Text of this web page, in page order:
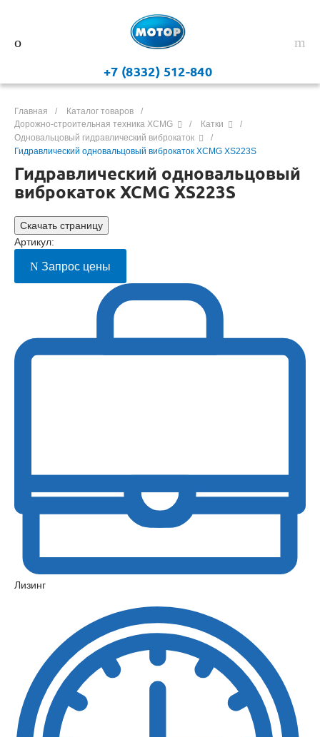
+7 (8332) 512-840
Главная / Каталог товаров
/
Дорожно-строительная техника XCMG
/ Катки
/
Одновальцовый гидравлический виброкаток
/
Гидравлический одновальцовый виброкаток XCMG XS223S
Гидравлический одновальцовый
виброкаток XCMG XS223S
Скачать страницу
Артикул:
Запрос цены
Лизинг